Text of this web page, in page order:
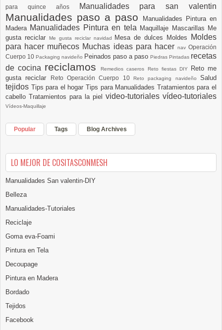
para quince años
Manualidades para san valentin
Manualidades paso a paso
Manualidades Pintura en
Madera Manualidades Pintura en tela Maquillaje Mascarillas Me
gusta reciclar
Me gusta reciclar navidad Mesa de dulces Moldes
Moldes
para hacer muñecos Muchas ideas para hacer nav Operación
Cuerpo 10 Packaging navideño Peinados paso a paso Piedras Pintadas recetas
de cocina reciclamosRemedios caseros Reto fiestas DIY
Reto me
gusta reciclar
Reto Operación Cuerpo 10Reto packaging navideñoSalud
tejidos Tips para el hogarTips para Manualidades Tratamientos para el
cabello Tratamientos para la piel video-tutoriales vídeo-tutoriales
Vídeos-Maquillaje
Popular Tags Blog Archives
LO MEJOR DE COSITASCONMESH
Manualidades San valentin-DIY
Belleza
Manualidades-Tutoriales
Reciclaje
Goma eva-Foami
Pintura en Tela
Decoupage
Pintura en Madera
Bordado
Tejidos
Facebook